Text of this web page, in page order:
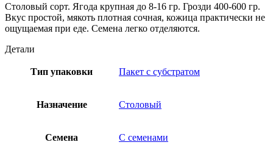
Столовый сорт. Ягода крупная до 8-16 гр. Грозди 400-600 гр.
Вкус простой, мякоть плотная сочная, кожица практически не
ощущаемая при еде. Семена легко отделяются.
Детали
Тип упаковки Пакет с субстратом
Назначение Столовый
Семена С семенами